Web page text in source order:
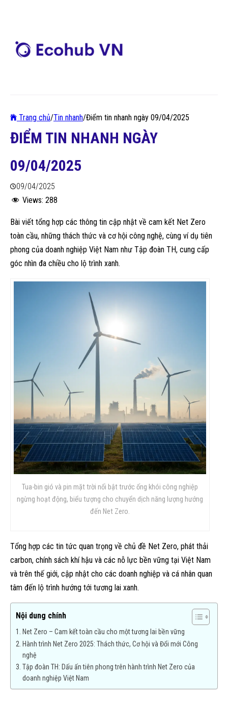
Trang chủ/Tin nhanh/Điểm tin nhanh ngày 09/04/2025
ĐIỂM TIN NHANH NGÀY
09/04/2025
09/04/2025
Views: 288
Bài viết tổng hợp các thông tin cập nhật về cam kết Net Zero
toàn cầu, những thách thức và cơ hội công nghệ, cùng ví dụ tiên
phong của doanh nghiệp Việt Nam như Tập đoàn TH, cung cấp
góc nhìn đa chiều cho lộ trình xanh.
Tua-bin gió và pin mặt trời nổi bật trước ống khói công nghiệp
ngừng hoạt động, biểu tượng cho chuyển dịch năng lượng hướng
đến Net Zero.
Tổng hợp các tin tức quan trọng về chủ đề Net Zero, phát thải
carbon, chính sách khí hậu và các nỗ lực bền vững tại Việt Nam
và trên thế giới, cập nhật cho các doanh nghiệp và cá nhân quan
tâm đến lộ trình hướng tới tương lai xanh.
Nội dung chính
Net Zero – Cam kết toàn cầu cho một tương lai bền vững
Hành trình Net Zero 2025: Thách thức, Cơ hội và Đổi mới Công
nghệ
Tập đoàn TH: Dấu ấn tiên phong trên hành trình Net Zero của
doanh nghiệp Việt Nam